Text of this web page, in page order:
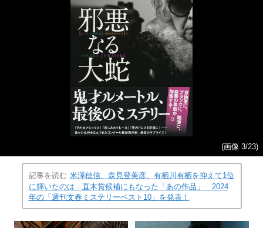
(画像 3/23)
記事を読む 米澤穂信、森見登美彦、有栖川有栖を抑えて1位
に輝いたのは…直木賞候補にもなった「あの作品」 2024
年の「週刊文春ミステリーベスト10」を発表！